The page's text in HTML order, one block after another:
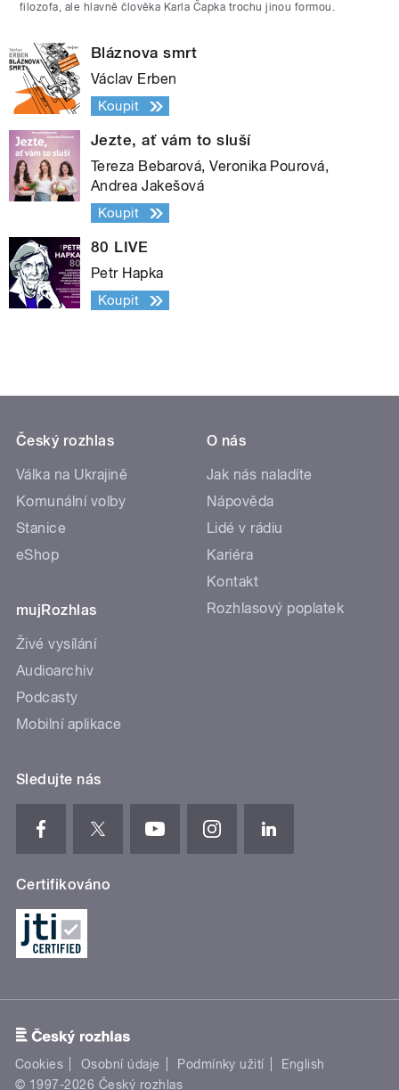
filozofa, ale hlavně člověka Karla Čapka trochu jinou formou.
Bláznova smrt
Václav Erben
Koupit
Jezte, ať vám to sluší
Tereza Bebarová, Veronika Pourová,
Andrea Jakešová
Koupit
80 LIVE
Petr Hapka
Koupit
Český rozhlas
Válka na Ukrajině
Komunální volby
Stanice
eShop
mujRozhlas
Živé vysílání
Audioarchiv
Podcasty
Mobilní aplikace
O nás
Jak nás naladíte
Nápověda
Lidé v rádiu
Kariéra
Kontakt
Rozhlasový poplatek
Sledujte nás
Certifikováno
Cookies Osobní údaje Podmínky užití
English
© 1997-2026 Český rozhlas